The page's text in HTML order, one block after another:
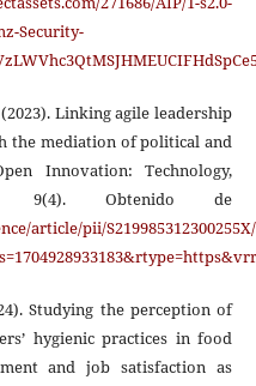
Security-
Linking agile leadership
the mediation of political and
Innovation: Technology,
9(4). Obtenido de
article/pii/
Studying the perception of
hygienic practices in food
and job satisfaction as